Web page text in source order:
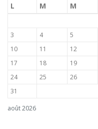
août 2026
L M M
3
4 5
10
11 12
17
18 19
24
25 26
31